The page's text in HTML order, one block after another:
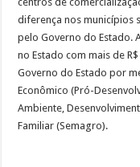
diferença nos municípios
pelo Governo do Estado.
no Estado com mais de
Governo do Estado por
Econômico (Pró-
Ambiente,
Familiar (Semagro).